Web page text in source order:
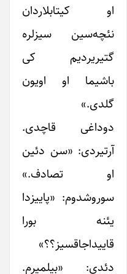
او کیتابلاردان
نئچه‌سین سیزلره
گتیریردیم کی
باشیما او اویون
گلدی.»
دوداغی قاچدی.
آرتیردی: «سن دئین
او تصادف.»
سوروشدوم: «پاییزدا
یئنه بورا
قاییداجاقسیز؟؟»
دئدی: «بیلمیرم.